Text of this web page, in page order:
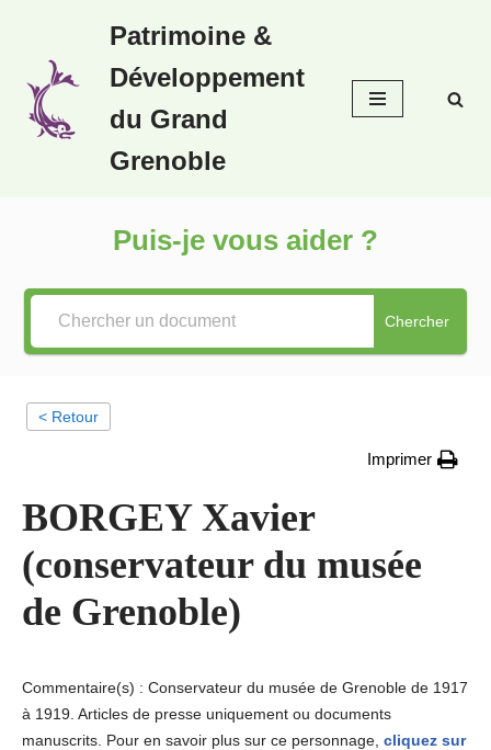
au
contenu
Patrimoine &
Développement
du Grand
Grenoble
Puis-je vous aider ?
Chercher
< Retour
Imprimer
BORGEY Xavier
(conservateur du musée
de Grenoble)
Commentaire(s) : Conservateur du musée de Grenoble de 1917
à 1919. Articles de presse uniquement ou documents
manuscrits. Pour en savoir plus sur ce personnage, cliquez sur